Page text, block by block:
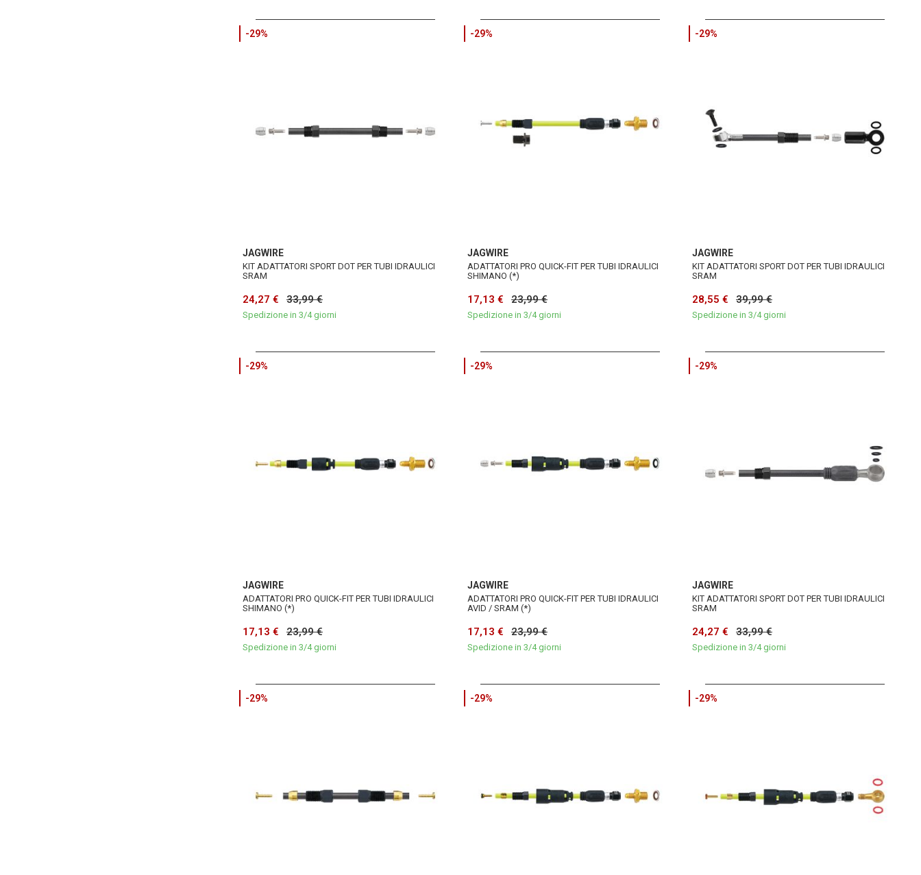
-29%
JAGWIRE
KIT ADATTATORI SPORT DOT PER TUBI IDRAULICI
SRAM
24,27 € 33,99 €
Spedizione in 3/4 giorni
-29%
JAGWIRE
ADATTATORI PRO QUICK-FIT PER TUBI IDRAULICI
SHIMANO (*)
17,13 € 23,99 €
Spedizione in 3/4 giorni
-29%
JAGWIRE
KIT ADATTATORI SPORT DOT PER TUBI IDRAULICI
SRAM
28,55 € 39,99 €
Spedizione in 3/4 giorni
-29%
JAGWIRE
ADATTATORI PRO QUICK-FIT PER TUBI IDRAULICI
SHIMANO (*)
17,13 € 23,99 €
Spedizione in 3/4 giorni
-29%
JAGWIRE
ADATTATORI PRO QUICK-FIT PER TUBI IDRAULICI
AVID / SRAM (*)
17,13 € 23,99 €
Spedizione in 3/4 giorni
-29%
JAGWIRE
KIT ADATTATORI SPORT DOT PER TUBI IDRAULICI
SRAM
24,27 € 33,99 €
Spedizione in 3/4 giorni
-29% -29% -29%